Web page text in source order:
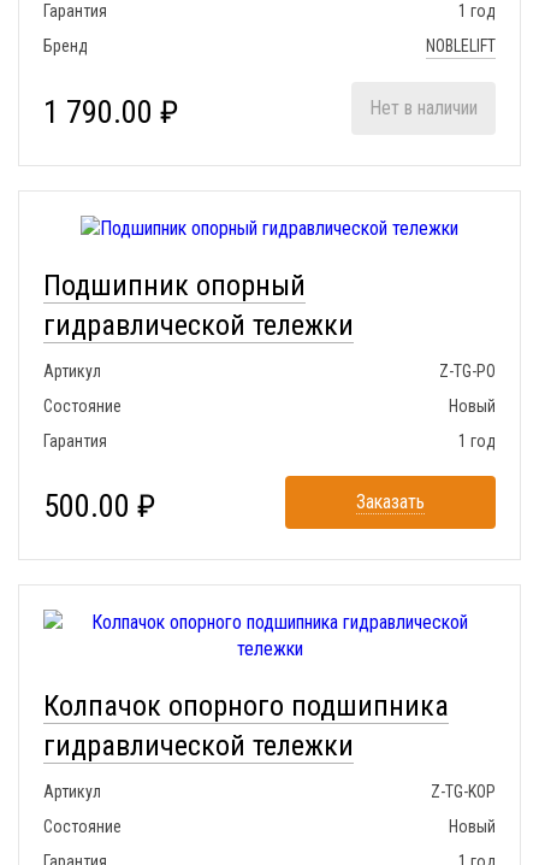
Гарантия
1 год
Бренд
NOBLELIFT
1 790.00 ₽ Нет в наличии
Подшипник опорный
гидравлической тележки
Артикул
Z-TG-PO
Состояние
Новый
Гарантия
1 год
500.00 ₽ Заказать
Колпачок опорного подшипника
гидравлической тележки
Артикул
Z-TG-KOP
Состояние
Новый